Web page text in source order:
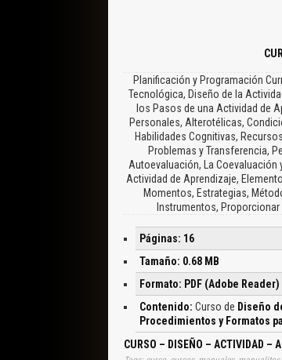
Planificación y Programación
Tecnológica, Diseño de la
los Pasos de una Actividad de
Personales, Alterotélicas,
Habilidades Cognitivas,
Problemas y Transferencia,
Autoevaluación, La Coevaluación
Actividad de Aprendizaje,
Momentos, Estrategias,
Instrumentos,
Páginas: 16
Tamaño: 0.68 MB
Formato: PDF (Adobe Reader)
Contenido: Curso de Diseño
Procedimientos y Formatos
CURSO – DISEÑO – ACTIVIDAD –